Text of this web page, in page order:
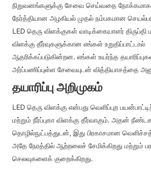
நிறுவனங்களுக்கு சேவை செய்வதை
நேர்த்தியான அழகியல் முதல் நம்பகமான
LED தெரு விளக்குகள் வாடிக்கையாளர் திருப்தி
விளக்கு தீர்வுகளுக்கான எங்கள் உறுதிப்பாட்டால்
ஆதரிக்கப்படுகின்றன. எங்கள் உயர்ந்த
அர்ப்பணிப்புள்ள சேவையுடன் வித்தியாசத்தை
தயாரிப்பு அறிமுகம்
LED தெரு விளக்கு என்பது வெளிப்புற
மற்றும் நீர்ப்புகா விளக்கு தீர்வாகும். அதன்
தொழில்நுட்பத்துடன், இது பிரகாசமான
அதே நேரத்தில் ஆற்றலைச் சேமிக்கிறது மற்றும்
செலவுகளைக் குறைக்கிறது.